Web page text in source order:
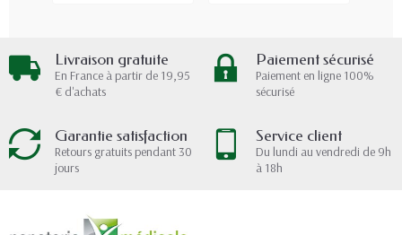
Livraison gratuite
En France à partir de 19,95
€ d'achats
Paiement sécurisé
Paiement en ligne 100%
sécurisé
Garantie satisfaction
Retours gratuits pendant 30
jours
Service client
Du lundi au vendredi de 9h
à 18h